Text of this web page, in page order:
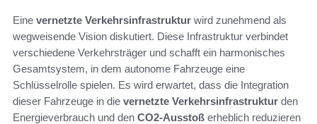
Eine vernetzte Verkehrsinfrastruktur wird zunehmend als
wegweisende Vision diskutiert. Diese Infrastruktur verbindet
verschiedene Verkehrsträger und schafft ein harmonisches
Gesamtsystem, in dem autonome Fahrzeuge eine
Schlüsselrolle spielen. Es wird erwartet, dass die Integration
dieser Fahrzeuge in die vernetzte Verkehrsinfrastruktur den
Energieverbrauch und den CO2-Ausstoß erheblich reduzieren